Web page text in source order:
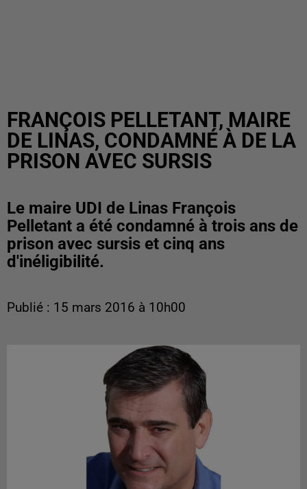
FRANÇOIS PELLETANT, MAIRE
DE LINAS, CONDAMNÉ À DE LA
PRISON AVEC SURSIS
Le maire UDI de Linas François
Pelletant a été condamné à trois ans de
prison avec sursis et cinq ans
d'inéligibilité.
Publié : 15 mars 2016 à 10h00